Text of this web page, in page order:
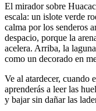
El mirador sobre
escala: un islote verde
calma por los senderos
despacio, porque la
acelera. Arriba, la
como un decorado en
Ve al atardecer, cuando
aprenderás a leer las
y bajar sin dañar las